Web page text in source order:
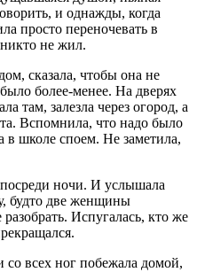
и однажды, когда
просто переночевать в
не жил.
сказала, чтобы она не
более-менее. На дверях
там, залезла через огород, а
Вспомнила, что надо было
в школе споем. Не заметила,
ночи. И услышала
будто две женщины
Испугалась, кто же
со всех ног побежала домой,